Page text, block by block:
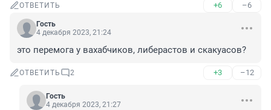
ОТВЕТИТЬ +6 –6
Гость
4 декабря 2023, 21:24
это перемога у вахабчиков, либерастов и скакуасов?
ОТВЕТИТЬ 2 +3 –12
Гость
4 декабря 2023, 21:27